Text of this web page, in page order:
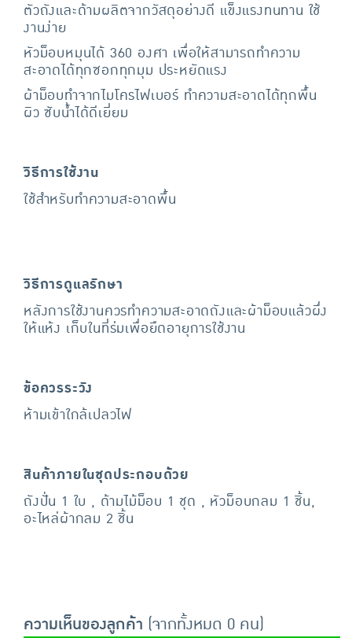
ตัวถังและด้ามผลิตจากวัสดุอย่างดี แข็งแรงทนทาน ใช้
งานง่าย
หัวม็อบหมุนได้ 360 องศา เพื่อให้สามารถทำความ
สะอาดได้ทุกซอกทุกมุม ประหยัดแรง
ผ้าม็อบทำจากไมโครไฟเบอร์ ทำความสะอาดได้ทุกพื้น
ผิว ซับน้ำได้ดีเยี่ยม
วิธีการใช้งาน
ใช้สำหรับทำความสะอาดพื้น
วิธีการดูแลรักษา
หลังการใช้งานควรทำความสะอาดถังและผ้าม็อบแล้วผึ่ง
ให้แห้ง เก็บในที่ร่มเพื่อยืดอายุการใช้งาน
ข้อควรระวัง
ห้ามเข้าใกล้เปลวไฟ
สินค้าภายในชุดประกอบด้วย
ถังปั่น 1 ใบ , ด้ามไม้ม็อบ 1 ชุด , หัวม็อบกลม 1 ชิ้น,
อะไหล่ผ้ากลม 2 ชิ้น
ความเห็นของลูกค้า (จากทั้งหมด 0 คน)